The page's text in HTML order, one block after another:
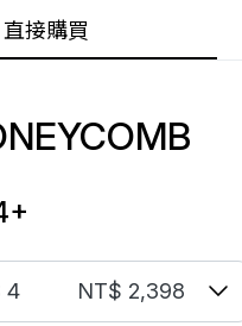
直接購買
+
4 NT$ 2,398